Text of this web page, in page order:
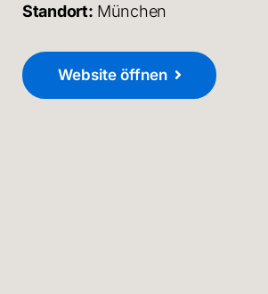
Standort: München
Website öffnen